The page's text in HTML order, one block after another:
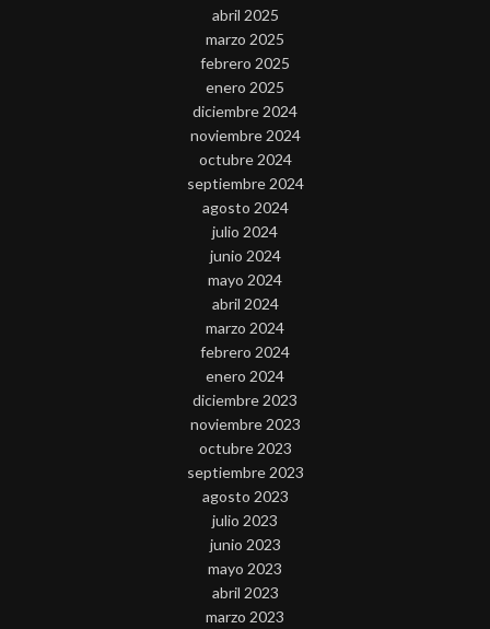
abril 2025
marzo 2025
febrero 2025
enero 2025
diciembre 2024
noviembre 2024
octubre 2024
septiembre 2024
agosto 2024
julio 2024
junio 2024
mayo 2024
abril 2024
marzo 2024
febrero 2024
enero 2024
diciembre 2023
noviembre 2023
octubre 2023
septiembre 2023
agosto 2023
julio 2023
junio 2023
mayo 2023
abril 2023
marzo 2023